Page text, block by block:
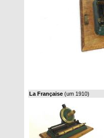
La Française (um 1910)